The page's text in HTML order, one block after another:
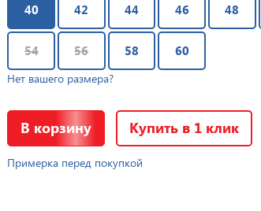
40 42 44 46 48
54 56 58 60
Нет вашего размера?
В корзину Купить в 1 клик
Примерка перед покупкой